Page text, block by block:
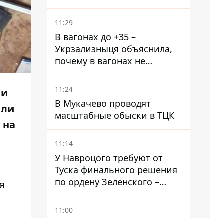
ракет
11:29
В вагонах до +35 –
Укрзализныця объяснила,
почему в вагонах не
работают кондиционеры во
время жары
11:24
В Мукачево проводят
масштабные обыски в ТЦК
11:14
У Навроцого требуют от
Туска финального решения
по ордену Зеленского –
найдите в себе мужество
11:00